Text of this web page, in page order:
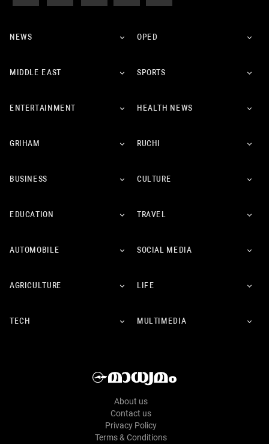
NEWS OPED
MIDDLE EAST SPORTS
ENTERTAINMENT HEALTH NEWS
GRIHAM RUCHI
BUSINESS CULTURE
EDUCATION TRAVEL
AUTOMOBILE SOCIAL MEDIA
AGRICULTURE LIFE
TECH MULTIMEDIA
About us
Contact us
Privacy Policy
Terms & Conditions